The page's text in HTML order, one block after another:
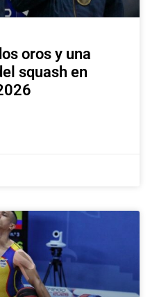
oros y una
squash en